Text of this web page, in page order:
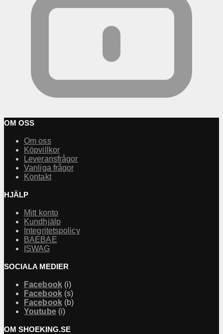
OM OSS
Om oss
Köpvillkor
Leveransfrågor
Vanliga frågor
Kontakt
HJÄLP
Mitt konto
Kundhjälp
Integritetspolicy
BAEBAE
ISWAG
SOCIALA MEDIER
Facebook(i)
Facebook(s)
Facebook(b)
Youtube(i)
OM SHOEKING.SE